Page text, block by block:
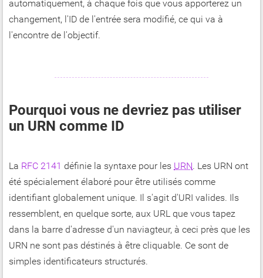
automatiquement, à chaque fois que vous apporterez un
changement, l'ID de l'entrée sera modifié, ce qui va à
l'encontre de l'objectif.
Pourquoi vous ne devriez pas utiliser
un URN comme ID
La RFC 2141 définie la syntaxe pour les URN. Les URN ont
été spécialement élaboré pour être utilisés comme
identifiant globalement unique. Il s'agit d'URI valides. Ils
ressemblent, en quelque sorte, aux URL que vous tapez
dans la barre d'adresse d'un naviagteur, à ceci près que les
URN ne sont pas déstinés à être cliquable. Ce sont de
simples identificateurs structurés.